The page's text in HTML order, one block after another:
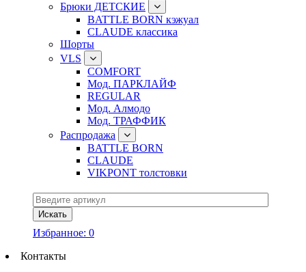
Брюки ДЕТСКИЕ
BATTLE BORN кэжуал
CLAUDE классика
Шорты
VLS
COMFORT
Мод. ПАРКЛАЙФ
REGULAR
Мод. Алмодо
Мод. ТРАФФИК
Распродажа
BATTLE BORN
CLAUDE
VIKPONT толстовки
Избранное: 0
Контакты